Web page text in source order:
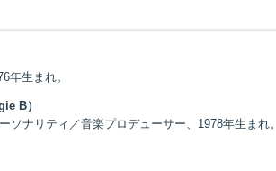
年生まれ。
B）
ソナリティ／音楽プロデューサー、1978年生まれ。